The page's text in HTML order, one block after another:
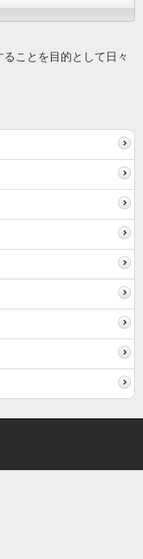
ことを目的として日々